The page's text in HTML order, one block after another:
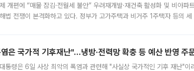
개편에 “매물 잠김·전월세 불안” 우려재개발·재건축 활성화 및 비아파
법 전쟁이 본격화하고 있다. 정부가 고가주택과 비거주 1주택자 등의
은 국가적 기후재난"…냉방·전력망 확충 등 예산 반영 주
통령은 6일 사상 최악의 폭염과 관련해 "사실상 국가적인 기후 재난"이